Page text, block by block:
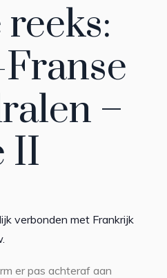
–
II
verbonden met Frankrijk
er pas achteraf aan